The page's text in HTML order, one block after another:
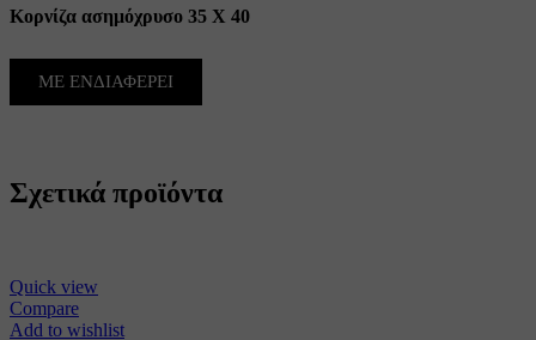
Κορνίζα ασημόχρυσο 35 Χ 40
ΜΕ ΕΝΔΙΑΦΕΡΕΙ
Σχετικά προϊόντα
Quick view
Compare
Add to wishlist